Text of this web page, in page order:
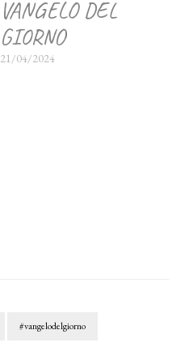
VANGELO DEL
GIORNO
21/04/2024
#vangelodelgiorno